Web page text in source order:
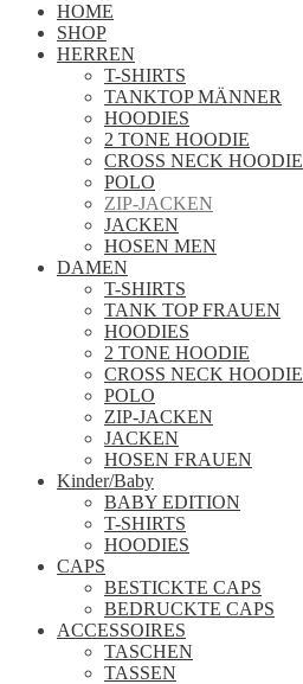
HOME
SHOP
HERREN
T-SHIRTS
TANKTOP MÄNNER
HOODIES
2 TONE HOODIE
CROSS NECK HOODIE
POLO
ZIP-JACKEN
JACKEN
HOSEN MEN
DAMEN
T-SHIRTS
TANK TOP FRAUEN
HOODIES
2 TONE HOODIE
CROSS NECK HOODIE
POLO
ZIP-JACKEN
JACKEN
HOSEN FRAUEN
Kinder/Baby
BABY EDITION
T-SHIRTS
HOODIES
CAPS
BESTICKTE CAPS
BEDRUCKTE CAPS
ACCESSOIRES
TASCHEN
TASSEN